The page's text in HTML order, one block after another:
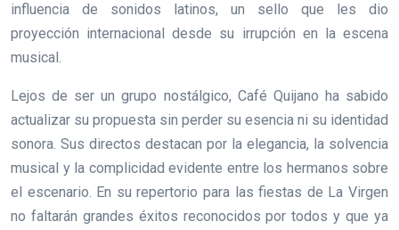
influencia de sonidos latinos, un sello que les dio
proyección internacional desde su irrupción en la escena
musical.
Lejos de ser un grupo nostálgico, Café Quijano ha sabido
actualizar su propuesta sin perder su esencia ni su identidad
sonora. Sus directos destacan por la elegancia, la solvencia
musical y la complicidad evidente entre los hermanos sobre
el escenario. En su repertorio para las fiestas de La Virgen
no faltarán grandes éxitos reconocidos por todos y que ya